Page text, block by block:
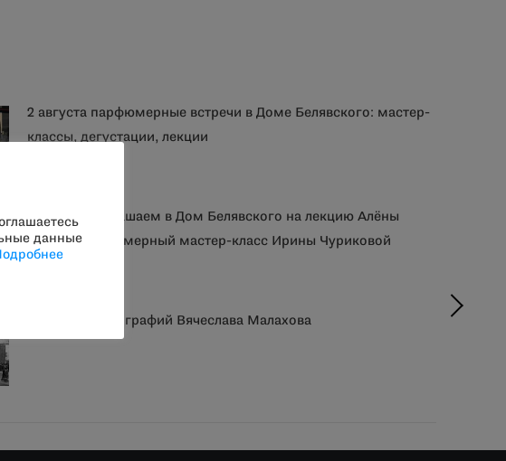
2 августа парфюмерные встречи в Доме Белявского: мастер-
классы, дегустации, лекции
31 июля приглашаем в Дом Белявского на лекцию Алёны
Герке и парфюмерный мастер-класс Ирины Чуриковой
Выставка фотографий Вячеслава Малахова
данные